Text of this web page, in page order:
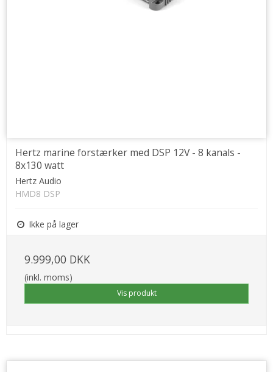
Hertz marine forstærker med DSP 12V - 8 kanals -
8x130 watt
Hertz Audio
HMD8 DSP
Ikke på lager
9.999,00 DKK
(inkl. moms)
Vis produkt